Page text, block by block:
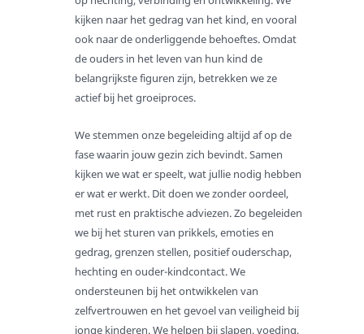
kijken naar het gedrag van het kind, en vooral
ook naar de onderliggende behoeftes. Omdat
de ouders in het leven van hun kind de
belangrijkste figuren zijn, betrekken we ze
actief bij het groeiproces.
We stemmen onze begeleiding altijd af op de
fase waarin jouw gezin zich bevindt. Samen
kijken we wat er speelt, wat jullie nodig hebben
er wat er werkt. Dit doen we zonder oordeel,
met rust en praktische adviezen. Zo begeleiden
we bij het sturen van prikkels, emoties en
gedrag, grenzen stellen, positief ouderschap,
hechting en ouder-kindcontact. We
ondersteunen bij het ontwikkelen van
zelfvertrouwen en het gevoel van veiligheid bij
jonge kinderen. We helpen bij slapen, voeding,
Klachtenprocedure
Ambities voor 2025
Verantwoording
Veelgestelde vragen
Aanmelden
Ouders
Jongeren
Verwijzers
Zorg aanvragen
Zorg via ZIN
Zorg via een PGB
PGB aanvragen